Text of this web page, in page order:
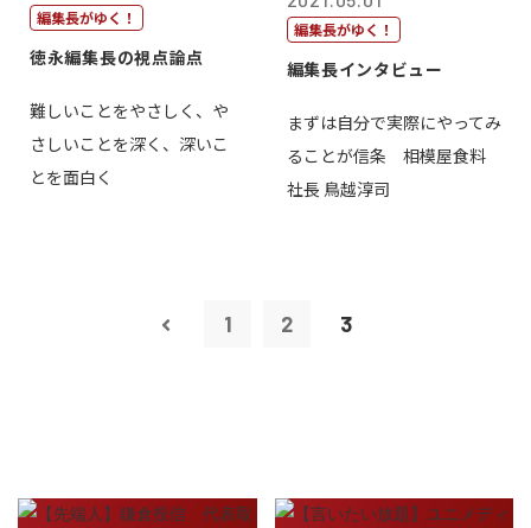
編集長がゆく！
徳永編集長の視点論点
難しいことをやさしく、や
さしいことを深く、深いこ
とを面白く
編集長がゆく！
編集長インタビュー
まずは自分で実際にやってみ
ることが信条 相模屋食料
社長 鳥越淳司
1 2 3